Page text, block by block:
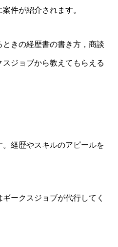
件が紹介されます。
きの経歴書の書き方，商談
ジョブから教えてもらえる
経歴やスキルのアピールを
ークスジョブが代行してく